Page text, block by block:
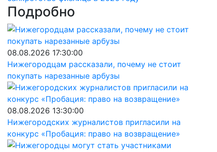
Подробно
08.08.2026 17:30:00
Нижегородцам рассказали, почему не стоит
покупать нарезанные арбузы
08.08.2026 13:30:00
Нижегородских журналистов пригласили на
конкурс «Пробация: право на возвращение»